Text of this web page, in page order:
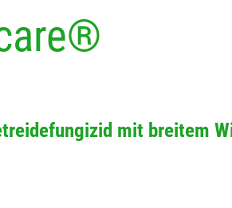
mit breitem